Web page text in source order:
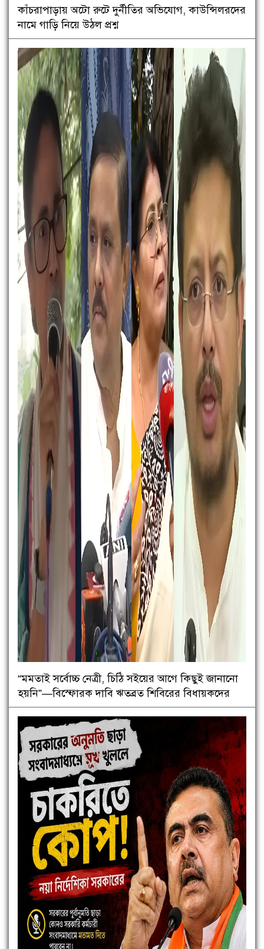
কাঁচরাপাড়ায় অটো রুটে দুর্নীতির অভিযোগ, কাউন্সিলরদের
নামে গাড়ি নিয়ে উঠল প্রশ্ন
“মমতাই সর্বোচ্চ নেত্রী, চিঠি সইয়ের আগে কিছুই জানানো
হয়নি”—বিস্ফোরক দাবি ঋতব্রত শিবিরের বিধায়কদের